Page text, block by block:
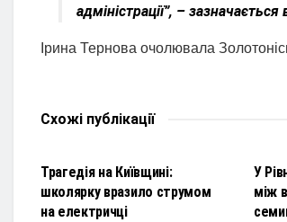
адміністрації”, –
Ірина Тернова очолювала
Схожі публікації
Трагедія на Київщині:
школярку вразило струмом
на електричці
У
між